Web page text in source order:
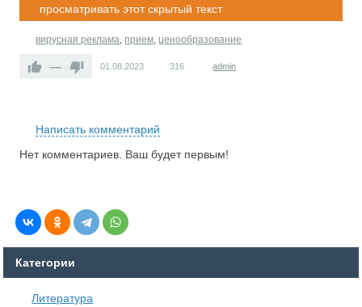
просматривать этот скрытый текст
вирусная реклама, прием, ценообразование
— 01.08.2023 316 admin
Написать комментарий
Нет комментариев. Ваш будет первым!
Категории
Литература